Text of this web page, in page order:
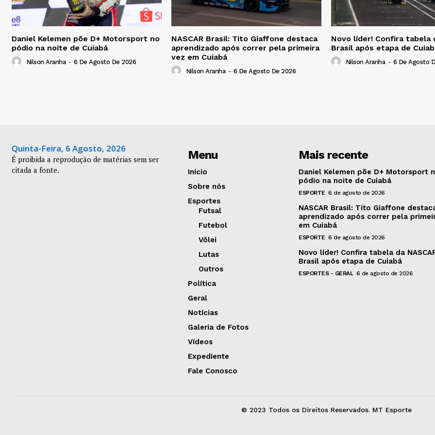
Daniel Kelemen põe D+ Motorsport no
pódio na noite de Cuiabá
Nilson Aranha - 6 De Agosto De 2026
NASCAR Brasil: Tito Giaffone destaca
aprendizado após correr pela primeira
vez em Cuiabá
Nilson Aranha - 6 De Agosto De 2026
Novo líder! Confira tabela
Brasil após etapa de
Nilson Aranha - 6 De Agosto
Quinta-Feira, 6 Agosto, 2026
É proibida a reprodução de matérias sem ser
citada a fonte.
Menu
Início
Sobre nós
Esportes
Futsal
Futebol
Vôlei
Lutas
Outros
Política
Geral
Notícias
Galeria de Fotos
Vídeos
Expediente
Fale Conosco
Mais recente
Daniel Kelemen põe D+ Motorsport
pódio na noite de Cuiabá
ESPORTE 6 de agosto de 2026
NASCAR Brasil: Tito Giaffone
aprendizado após correr pela
em Cuiabá
ESPORTE 6 de agosto de 2026
Novo líder! Confira tabela da
Brasil após etapa de Cuiabá
ESPORTES - GERAL 6 de agosto de 2026
© 2023 Todos os Direitos Reservados. MT Esporte